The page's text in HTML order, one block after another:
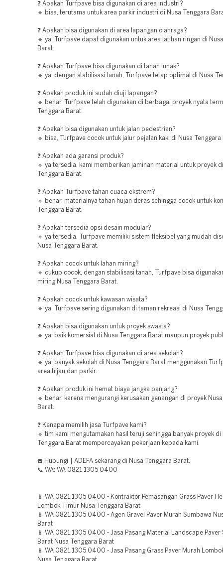
❓ Apakah Turfpave bisa digunakan di area industri?
🔹 bisa, terutama untuk area parkir industri di Nusa Tenggara
❓ Apakah bisa digunakan di area lapangan olahraga?
🔹 ya, Turfpave dapat digunakan untuk area latihan ringan di
Barat.
❓ Apakah Turfpave bisa digunakan di tanah lunak?
🔹 ya, dengan stabilisasi tanah, Turfpave tetap optimal di Nusa
❓ Apakah produk ini sudah diuji lapangan?
🔹 benar, Turfpave telah digunakan di berbagai proyek nyata
Tenggara Barat.
❓ Apakah bisa digunakan untuk jalan pedestrian?
🔹 bisa, Turfpave cocok untuk jalur pejalan kaki di Nusa Tenggara
❓ Apakah ada garansi produk?
🔹 ya tersedia, kami memberikan jaminan material untuk proyek
Tenggara Barat.
❓ Apakah Turfpave tahan cuaca ekstrem?
🔹 benar, materialnya tahan hujan deras sehingga cocok untuk
Tenggara Barat.
❓ Apakah tersedia opsi desain modular?
🔹 ya tersedia, Turfpave memiliki sistem fleksibel yang mudah
Nusa Tenggara Barat.
❓ Apakah cocok untuk lahan miring?
🔹 cukup cocok, dengan stabilisasi tanah, Turfpave bisa
miring Nusa Tenggara Barat.
❓ Apakah cocok untuk kawasan wisata?
🔹 ya, Turfpave sering digunakan di taman rekreasi di Nusa
❓ Apakah bisa digunakan untuk proyek swasta?
🔹 ya, baik komersial di Nusa Tenggara Barat maupun proyek
❓ Apakah Turfpave bisa digunakan di area sekolah?
🔹 ya, banyak sekolah di Nusa Tenggara Barat menggunakan
area hijau dan parkir.
❓ Apakah produk ini hemat biaya jangka panjang?
🔹 benar, karena mengurangi kerusakan genangan di proyek
Barat.
❓ Kenapa memilih jasa Turfpave kami?
🔹 tim kami mengutamakan hasil teruji sehingga banyak proyek di
Tenggara Barat mempercayakan pekerjaan kepada kami.
☎️ Hubungi | ADEFA sekarang di Nusa Tenggara Barat.
📞 WA: WA 0821 1305 0400
📱 WA 0821 1305 0400 - Kontraktor Pemasangan Grass Paver
Lombok Timur Nusa Tenggara Barat
📱 WA 0821 1305 0400 - Agen Gravel Paver Murah Sumbawa
Barat
📱 WA 0821 1305 0400 - Jasa Pasang Material Landscape Paver
Barat Nusa Tenggara Barat
📱 WA 0821 1305 0400 - Jasa Pasang Grass Paver Murah
Nusa Tenggara Barat